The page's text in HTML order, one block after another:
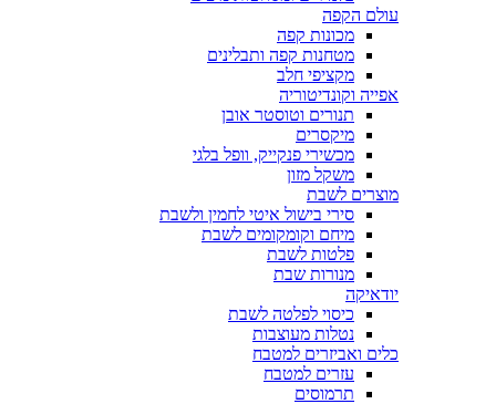
עולם הקפה
מכונות קפה
מטחנות קפה ותבלינים
מקציפי חלב
אפייה וקונדיטוריה
תנורים וטוסטר אובן
מיקסרים
מכשירי פנקייק, וופל בלגי
משקל מזון
מוצרים לשבת
סירי בישול איטי לחמין ולשבת
מיחם וקומקומים לשבת
פלטות לשבת
מנורות שבת
יודאיקה
כיסוי לפלטה לשבת
נטלות מעוצבות
כלים ואביזרים למטבח
עזרים למטבח
תרמוסים